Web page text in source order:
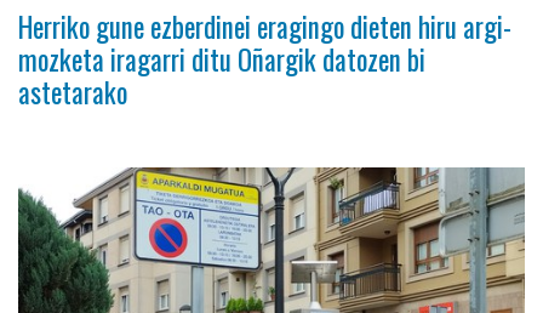
Herriko gune ezberdinei eragingo dieten hiru argi-
mozketa iragarri ditu Oñargik datozen bi
astetarako